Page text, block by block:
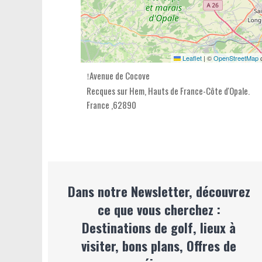
Leaflet | ©OpenStreetMap
Avenue de Cocove
Recques sur Hem, Hauts de France-Côte d'Opale.
France ,62890
Dans notre Newsletter, découvrez
ce que vous cherchez :
Destinations de golf, lieux à
visiter, bons plans, Offres de